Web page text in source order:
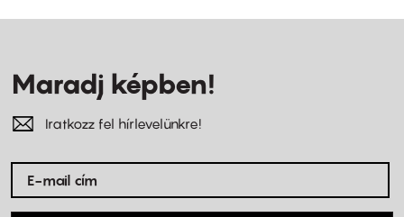
Maradj képben!
Iratkozz fel hírlevelünkre!